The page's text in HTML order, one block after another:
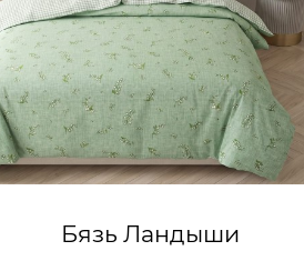
Бязь Ландыши